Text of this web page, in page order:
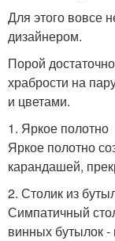
Для этого вовсе
дизайнером.
Порой
храбрости на
и цветами.
1. Яркое полотно
Яркое полотно
карандашей,
2. Столик из
Симпатичный
винных бутылок